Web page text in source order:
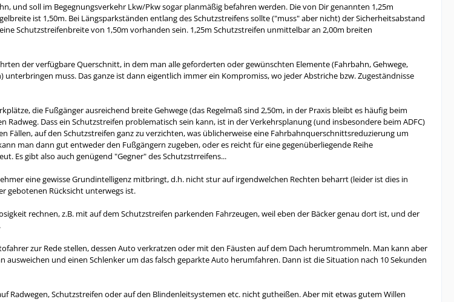
und soll im Begegnungsverkehr Lkw/Pkw sogar planmäßig befahren werden. Die von Dir genannten 1,25m
ist 1,50m. Bei Längsparkständen entlang des Schutzstreifens sollte ("muss" aber nicht) der Sicherheitsabstand
Schutzstreifenbreite von 1,50m vorhanden sein. 1,25m Schutzstreifen unmittelbar an 2,00m breiten
der verfügbare Querschnitt, in dem man alle geforderten oder gewünschten Elemente (Fahrbahn, Gehwege,
muss. Das ganze ist dann eigentlich immer ein Kompromiss, wo jeder Abstriche bzw. Zugeständnisse
die Fußgänger ausreichend breite Gehwege (das Regelmaß sind 2,50m, in der Praxis bleibt es häufig beim
Radweg. Dass ein Schutzstreifen problematisch sein kann, ist in der Verkehrsplanung (und insbesondere beim ADFC)
Fällen, auf den Schutzstreifen ganz zu verzichten, was üblicherweise eine Fahrbahnquerschnittsreduzierung um
man dann gut entweder den Fußgängern zugeben, oder es reicht für eine gegenüberliegende Reihe
Es gibt also auch genügend "Gegner" des Schutzstrreifens...
eine gewisse Grundintelligenz mitbringt, d.h. nicht stur auf irgendwelchen Rechten beharrt (leider ist dies in
gebotenen Rücksicht unterwegs ist.
rechnen, z.B. mit auf dem Schutzstreifen parkenden Fahrzeugen, weil eben der Bäcker genau dort ist, und der
zur Rede stellen, dessen Auto verkratzen oder mit den Fäusten auf dem Dach herumtrommeln. Man kann aber
ausweichen und einen Schlenker um das falsch geparkte Auto herumfahren. Dann ist die Situation nach 10 Sekunden
Radwegen, Schutzstreifen oder auf den Blindenleitsystemen etc. nicht gutheißen. Aber mit etwas gutem Willen